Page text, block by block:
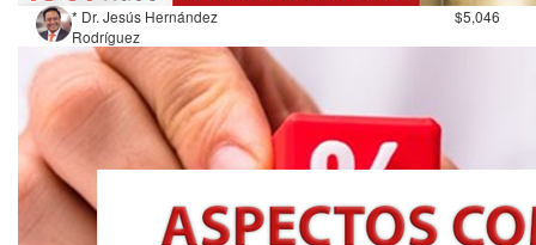
* Dr. Jesús Hernández
Rodríguez
$5,046